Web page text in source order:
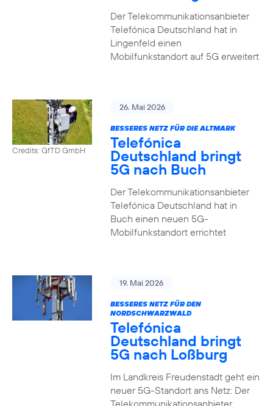
Der Telekommunikationsanbieter
Telefónica Deutschland hat in
Lingenfeld einen
Mobilfunkstandort auf 5G erweitert
Credits: GfTD GmbH
26. Mai 2026
BESSERES NETZ FÜR DIE ALTMARK
Telefónica
Deutschland bringt
5G nach Buch
Der Telekommunikationsanbieter
Telefónica Deutschland hat in
Buch einen neuen 5G-
Mobilfunkstandort errichtet
19. Mai 2026
BESSERES NETZ FÜR DEN
NORDSCHWARZWALD
Telefónica
Deutschland bringt
5G nach Loßburg
Im Landkreis Freudenstadt geht ein
neuer 5G-Standort ans Netz: Der
Telekommunikationsanbieter